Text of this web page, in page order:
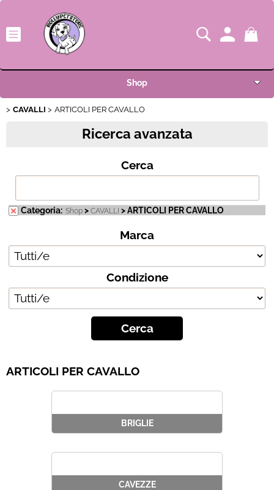
Categoria: Shop>CAVALLI> ARTICOLI PER CAVALLO
Marca
Condizione
Home
Shop
OUTLET
I nostri pet (invia la tua foto)
Condizioni di vendita
F.A.Q.
Contatti
CAVALLI ARTICOLI PER CAVALLO
Ricerca avanzata
Cerca
Categoria: Shop > CAVALLI > ARTICOLI PER CAVALLO
Marca
Condizione
ARTICOLI PER CAVALLO
BRIGLIE
CAVEZZE